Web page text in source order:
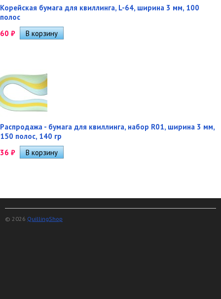
Корейская бумага для квиллинга, L-64, ширина 3 мм, 100
полос
60 ₽
Распродажа - бумага для квиллинга, набор R01, ширина 3 мм,
150 полос, 140 гр
36 ₽
© 2026 QuillingShop